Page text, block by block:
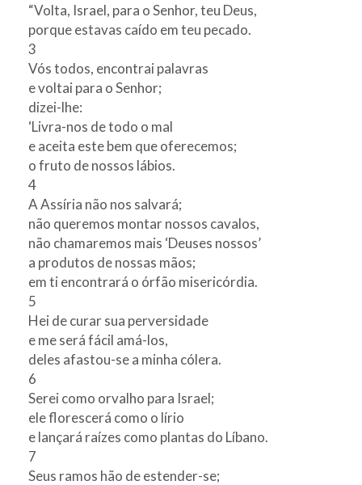
“Volta, Israel, para o Senhor, teu Deus,
porque estavas caído em teu pecado.
3
Vós todos, encontrai palavras
e voltai para o Senhor;
dizei-lhe:
‘Livra-nos de todo o mal
e aceita este bem que oferecemos;
o fruto de nossos lábios.
4
A Assíria não nos salvará;
não queremos montar nossos cavalos,
não chamaremos mais ‘Deuses nossos’
a produtos de nossas mãos;
em ti encontrará o órfão misericórdia.
5
Hei de curar sua perversidade
e me será fácil amá-los,
deles afastou-se a minha cólera.
6
Serei como orvalho para Israel;
ele florescerá como o lírio
e lançará raízes como plantas do Líbano.
7
Seus ramos hão de estender-se;